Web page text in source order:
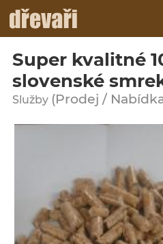
Super kvalitné
slovenské
Služby (Prodej /